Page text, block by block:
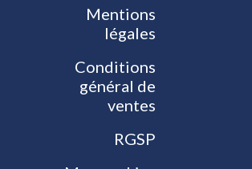
Mentions
légales
Conditions
général de
ventes
RGSP